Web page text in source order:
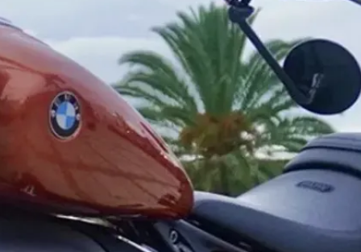
El México GP presenta a Michel
Jourdain Jr. como embajador
de la edición 2026
¡Síguenos!
Facebook InstagramX